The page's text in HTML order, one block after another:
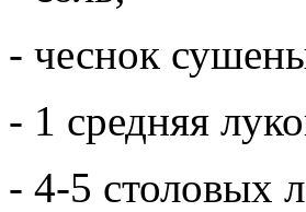
- чеснок
- 1 средняя
- 4-5 столовых